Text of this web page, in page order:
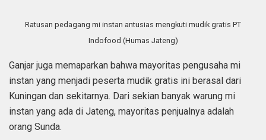
Ratusan pedagang mi instan antusias mengkuti mudik gratis PT
Indofood (Humas Jateng)
Ganjar juga memaparkan bahwa mayoritas pengusaha mi
instan yang menjadi peserta mudik gratis ini berasal dari
Kuningan dan sekitarnya. Dari sekian banyak warung mi
instan yang ada di Jateng, mayoritas penjualnya adalah
orang Sunda.